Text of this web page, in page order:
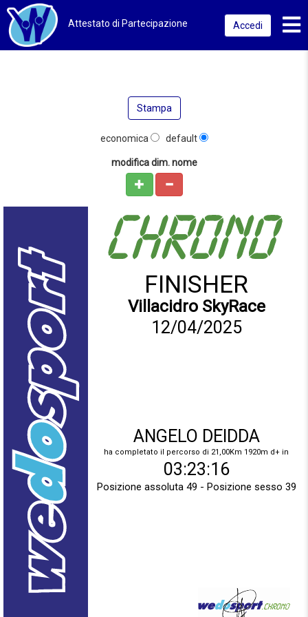
Attestato di Partecipazione Accedi
Stampa
economica default
modifica dim. nome
FINISHER
Villacidro SkyRace
ANGELO DEIDDA
ha completato il percorso di 21,00Km 1920m d+ in
Posizione assoluta 49 - Posizione sesso 39
03:23:16
12/04/2025